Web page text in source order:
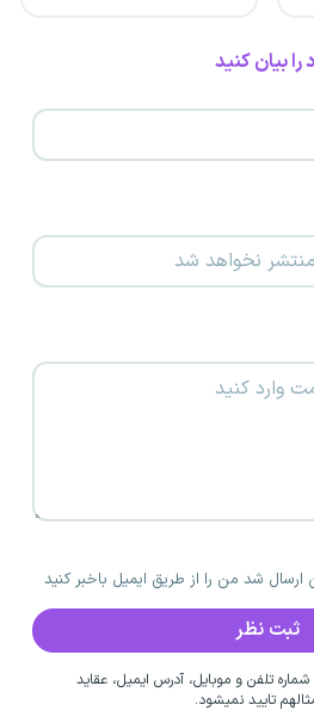
بیان کنید
شد من را از طریق ایمیل باخبر کنید
تلفن و موبایل، آدرس ایمیل، عقاید
تایید نمیشود.